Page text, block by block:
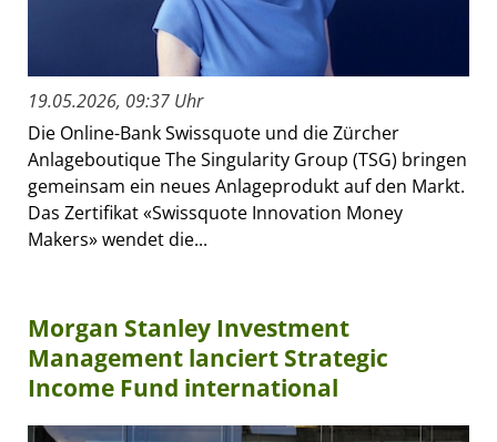
19.05.2026, 09:37 Uhr
Die Online-Bank Swissquote und die Zürcher
Anlageboutique The Singularity Group (TSG) bringen
gemeinsam ein neues Anlageprodukt auf den Markt.
Das Zertifikat «Swissquote Innovation Money
Makers» wendet die...
Morgan Stanley Investment
Management lanciert Strategic
Income Fund international